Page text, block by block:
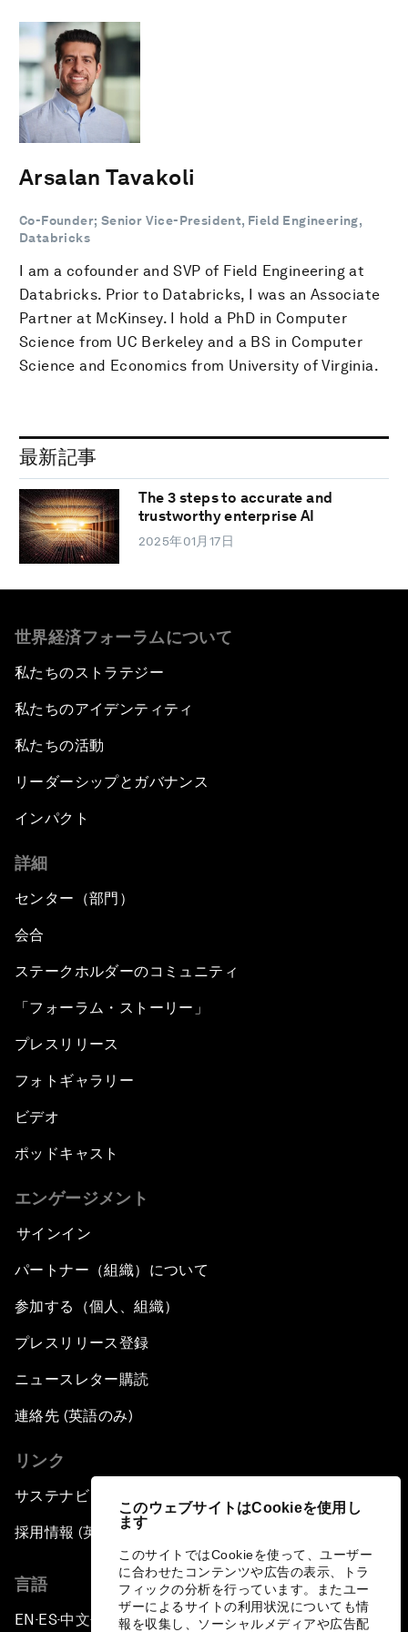
このウェブサイトはCookieを使用し
ます
このサイトではCookieを使って、ユーザー
に合わせたコンテンツや広告の表示、トラ
フィックの分析を行っています。またユー
ザーによるサイトの利用状況についても情
報を収集し、ソーシャルメディアや広告配
Arsalan Tavakoli
Co-Founder; Senior Vice-President, Field Engineering,
Databricks
I am a cofounder and SVP of Field Engineering at
Databricks. Prior to Databricks, I was an Associate
Partner at McKinsey. I hold a PhD in Computer
Science from UC Berkeley and a BS in Computer
Science and Economics from University of Virginia.
最新記事
The 3 steps to accurate and
trustworthy enterprise AI
2025年01月17日
世界経済フォーラムについて
私たちのストラテジー
私たちのアイデンティティ
私たちの活動
リーダーシップとガバナンス
インパクト
詳細
センター（部門）
会合
ステークホルダーのコミュニティ
「フォーラム・ストーリー」
プレスリリース
フォトギャラリー
ビデオ
ポッドキャスト
エンゲージメント
サインイン
パートナー（組織）について
参加する（個人、組織）
プレスリリース登録
ニュースレター購読
連絡先 (英語のみ)
リンク
サステナビリティへの取り組み
採用情報 (英語のみ)
言語
EN ▪ES▪中文▪ 日本語